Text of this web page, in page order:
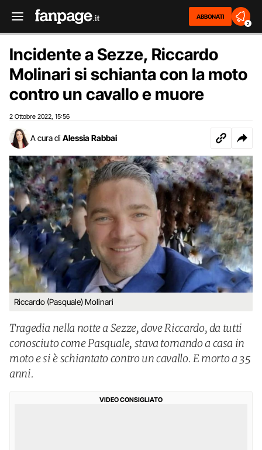
ABBONATI
2
Incidente a Sezze, Riccardo
Molinari si schianta con la moto
contro un cavallo e muore
2 Ottobre 2022 15:56
A cura di Alessia Rabbai
Riccardo (Pasquale) Molinari
Tragedia nella notte a Sezze, dove Riccardo, da tutti
conosciuto come Pasquale, stava tornando a casa in
moto e si è schiantato contro un cavallo. E morto a 35
anni.
VIDEO CONSIGLIATO